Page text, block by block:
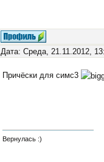
Дата: Среда, 21.11.2012,
Причёски для симс3
Вернулась :)